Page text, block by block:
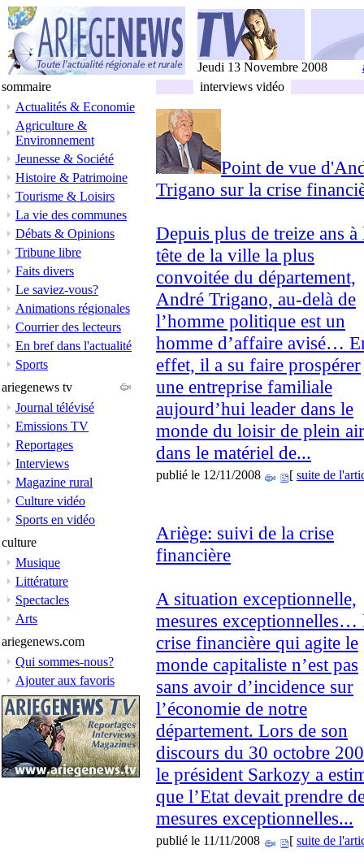
Jeudi 13 Novembre 2008
sommaire
Actualités & Economie
Agriculture &
Environnement
Jeunesse & Société
Histoire & Patrimoine
Tourisme & Loisirs
La vie des communes
Débats & Opinions
Tribune libre
Faits divers
Le saviez-vous?
Animations régionales
Courrier des lecteurs
En bref dans l'actualité
Sports
ariegenews tv
Journal télévisé
Emissions TV
Reportages
Interviews
Magazine rural
Culture vidéo
Sports en vidéo
culture
Musique
Littérature
Spectacles
Arts
ariegenews.com
Qui sommes-nous?
Ajouter aux favoris
interviews vidéo
Point de vue
Trigano sur la crise
Depuis plus de treize ans à
tête de la ville la plus
convoitée du département,
André Trigano, au-delà de
l’homme politique est un
homme d’affaire avisé…
effet, il a su faire prospérer
une entreprise familiale
aujourd’hui leader dans le
monde du loisir de plein
dans le matériel de...
publié le 12/11/2008 [ suite de
Ariège: suivi de la crise
financière
A situation exceptionnelle,
mesures exceptionnelles…
crise financière qui agite le
monde capitaliste n’est pas
sans avoir d’incidence sur
l’économie de notre
département. Lors de son
discours du 30 octobre
le président Sarkozy a
que l’Etat devait prendre
mesures exceptionnelles...
publié le 11/11/2008 [ suite de